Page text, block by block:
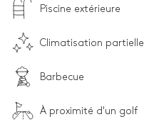
Piscine extérieure
Climatisation partielle
Barbecue
À proximité d'un golf